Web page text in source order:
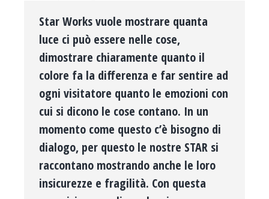
Star Works vuole mostrare quanta
luce ci può essere nelle cose,
dimostrare chiaramente quanto il
colore fa la differenza e far sentire ad
ogni visitatore quanto le emozioni con
cui si dicono le cose contano. In un
momento come questo c’è bisogno di
dialogo, per questo le nostre STAR si
raccontano mostrando anche le loro
insicurezze e fragilità. Con questa